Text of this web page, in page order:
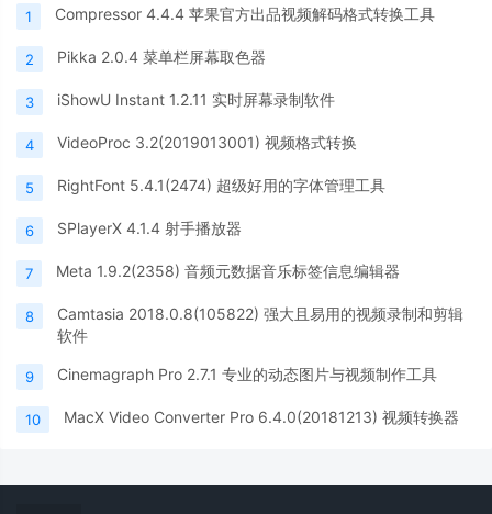
1 Compressor 4.4.4 苹果官方出品视频解码格式转换工具
2 Pikka 2.0.4 菜单栏屏幕取色器
3 iShowU Instant 1.2.11 实时屏幕录制软件
4 VideoProc 3.2(2019013001) 视频格式转换
5 RightFont 5.4.1(2474) 超级好用的字体管理工具
6 SPlayerX 4.1.4 射手播放器
7 Meta 1.9.2(2358) 音频元数据音乐标签信息编辑器
8
Camtasia 2018.0.8(105822) 强大且易用的视频录制和剪辑
软件
9 Cinemagraph Pro 2.7.1 专业的动态图片与视频制作工具
10 MacX Video Converter Pro 6.4.0(20181213) 视频转换器